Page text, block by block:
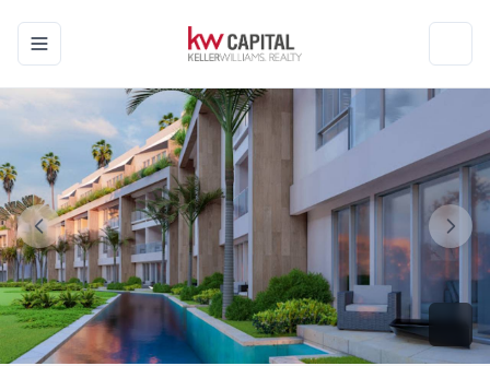
Toggle navigation menu